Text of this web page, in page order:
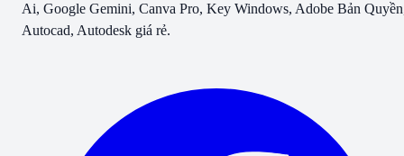
Ai, Google Gemini, Canva Pro, Key Windows, Adobe Bản
Autocad, Autodesk giá rẻ.